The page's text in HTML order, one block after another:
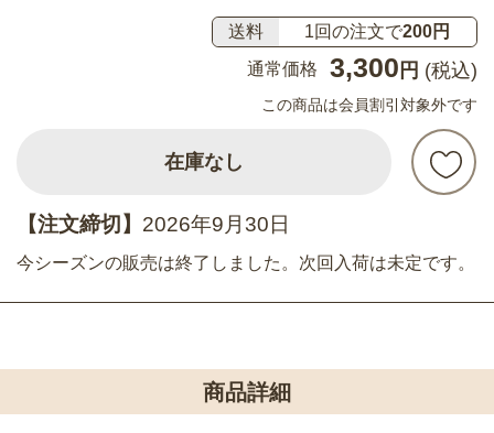
送料 1回の注文で200円
通常価格
3,300 円 (税込)
この商品は会員割引対象外です
在庫なし
【注文締切】 2026年9月30日
今シーズンの販売は終了しました。次回入荷は未定です。
商品詳細